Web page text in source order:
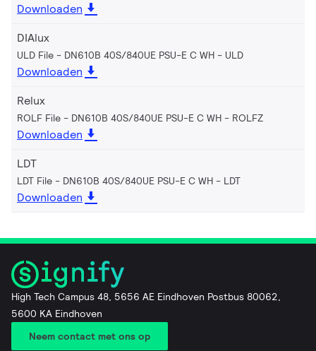
Downloaden
DIAlux
ULD File - DN610B 40S/840UE PSU-E C WH ULD
Downloaden
Relux
ROLF File - DN610B 40S/840UE PSU-E C WH ROLFZ
Downloaden
LDT
LDT File - DN610B 40S/840UE PSU-E C WH LDT
Downloaden
High Tech Campus 48, 5656 AE Eindhoven Postbus 80062,
5600 KA Eindhoven
Neem contact met ons op